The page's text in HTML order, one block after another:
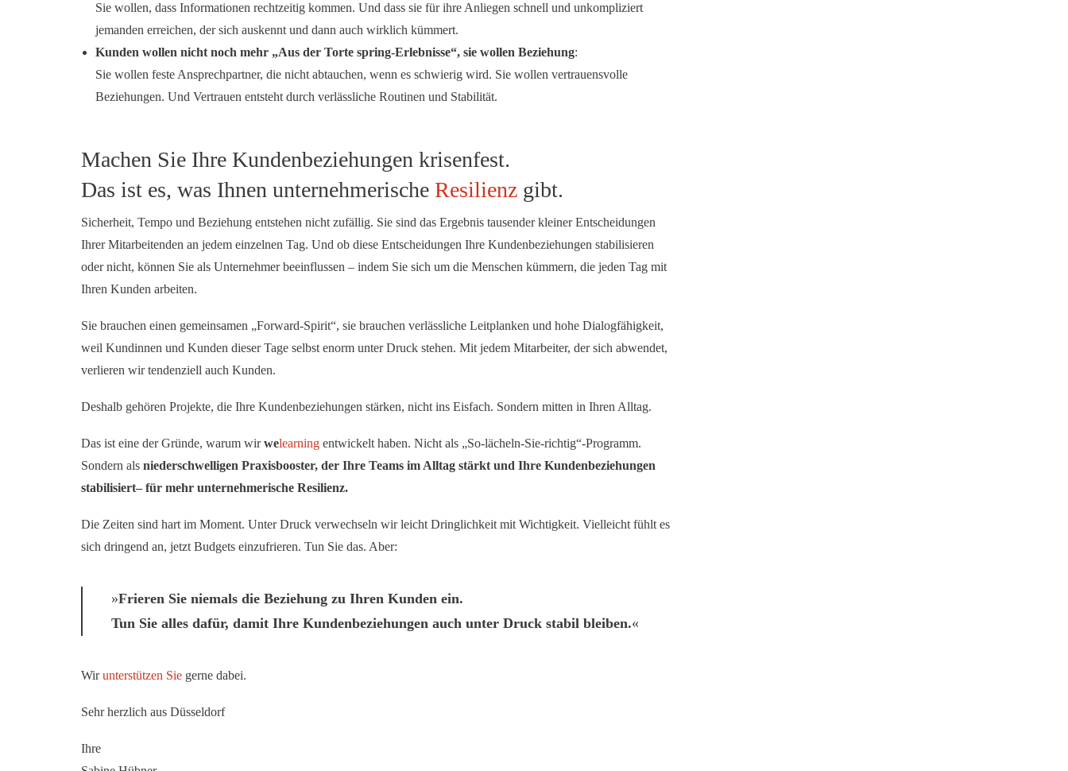
Sie wollen, dass Informationen rechtzeitig kommen. Und dass sie für ihre Anliegen schnell und unkompliziert
jemanden erreichen, der sich auskennt und dann auch wirklich kümmert.
Kunden wollen nicht noch mehr „Aus der Torte spring-Erlebnisse“, sie wollen Beziehung:
Sie wollen feste Ansprechpartner, die nicht abtauchen, wenn es schwierig wird. Sie wollen vertrauensvolle
Beziehungen. Und Vertrauen entsteht durch verlässliche Routinen und Stabilität.
Machen Sie Ihre Kundenbeziehungen krisenfest.
Das ist es, was Ihnen unternehmerische Resilienz gibt.
Sicherheit, Tempo und Beziehung entstehen nicht zufällig. Sie sind das Ergebnis tausender kleiner Entscheidungen
Ihrer Mitarbeitenden an jedem einzelnen Tag. Und ob diese Entscheidungen Ihre Kundenbeziehungen stabilisieren
oder nicht, können Sie als Unternehmer beeinflussen – indem Sie sich um die Menschen kümmern, die jeden Tag mit
Ihren Kunden arbeiten.
Sie brauchen einen gemeinsamen „Forward-Spirit“, sie brauchen verlässliche Leitplanken und hohe Dialogfähigkeit,
weil Kundinnen und Kunden dieser Tage selbst enorm unter Druck stehen. Mit jedem Mitarbeiter, der sich abwendet,
verlieren wir tendenziell auch Kunden.
Deshalb gehören Projekte, die Ihre Kundenbeziehungen stärken, nicht ins Eisfach. Sondern mitten in Ihren Alltag.
Das ist eine der Gründe, warum wirwelearning entwickelt haben. Nicht als „So-lächeln-Sie-richtig“-Programm.
Sondern als niederschwelligen Praxisbooster, der Ihre Teams im Alltag stärkt und Ihre Kundenbeziehungen
stabilisiert– für mehr unternehmerische Resilienz.
Die Zeiten sind hart im Moment. Unter Druck verwechseln wir leicht Dringlichkeit mit Wichtigkeit. Vielleicht fühlt es
sich dringend an, jetzt Budgets einzufrieren. Tun Sie das. Aber:
Frieren Sie niemals die Beziehung zu Ihren Kunden ein.
Tun Sie alles dafür, damit Ihre Kundenbeziehungen auch unter Druck stabil bleiben.
Wirunterstützen Sie gerne dabei.
Sehr herzlich aus Düsseldorf
Ihre